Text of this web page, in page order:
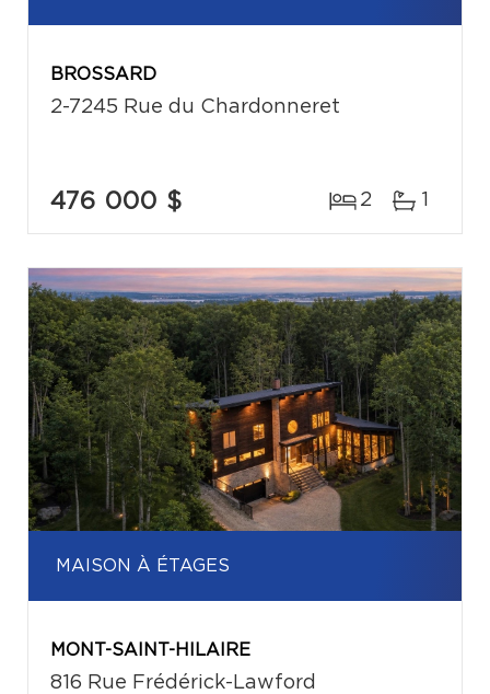
BROSSARD
2-7245 Rue du Chardonneret
476 000 $ 2 1
MAISON À ÉTAGES
MONT-SAINT-HILAIRE
816 Rue Frédérick-Lawford